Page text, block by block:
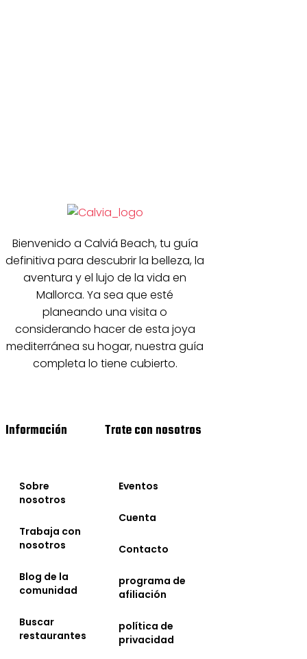
Bienvenido a Calviá Beach, tu guía
definitiva para descubrir la belleza, la
aventura y el lujo de la vida en
Mallorca. Ya sea que esté
planeando una visita o
considerando hacer de esta joya
mediterránea su hogar, nuestra guía
completa lo tiene cubierto.
Información
Sobre
nosotros
Trabaja con
nosotros
Blog de la
comunidad
Buscar
restaurantes
Trate con nosotros
Eventos
Cuenta
Contacto
programa de
afiliación
política de
privacidad